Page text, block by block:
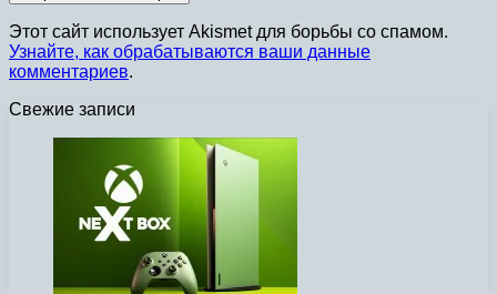
Этот сайт использует Akismet для борьбы со спамом.
Узнайте, как обрабатываются ваши данные
комментариев.
Свежие записи